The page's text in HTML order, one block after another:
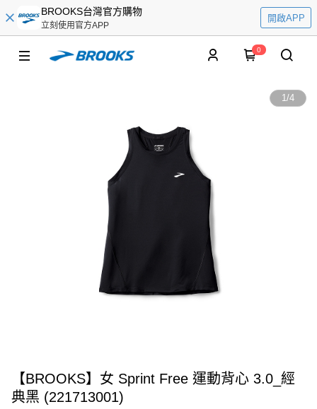
BROOKS台灣官方購物
立刻使用官方APP
開啟APP
0
1/4
【BROOKS】女 Sprint Free 運動背心 3.0_經
典黑 (221713001)